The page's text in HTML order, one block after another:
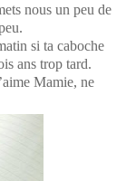
nous un peu de
si ta caboche
ans trop tard.
Mamie, ne